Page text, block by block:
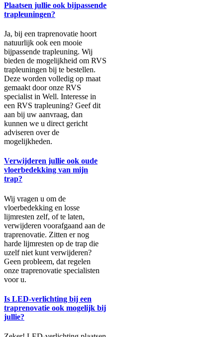
Plaatsen jullie ook bijpassende
trapleuningen?
Ja, bij een traprenovatie hoort
natuurlijk ook een mooie
bijpassende trapleuning. Wij
bieden de mogelijkheid om RVS
trapleuningen bij te bestellen.
Deze worden volledig op maat
gemaakt door onze RVS
specialist in Well. Interesse in
een RVS trapleuning? Geef dit
aan bij uw aanvraag, dan
kunnen we u direct gericht
adviseren over de
mogelijkheden.
Verwijderen jullie ook oude
vloerbedekking van mijn
trap?
Wij vragen u om de
vloerbedekking en losse
lijmresten zelf, of te laten,
verwijderen voorafgaand aan de
traprenovatie. Zitten er nog
harde lijmresten op de trap die
uzelf niet kunt verwijderen?
Geen probleem, dat regelen
onze traprenovatie specialisten
voor u.
Is LED-verlichting bij een
traprenovatie ook mogelijk bij
jullie?